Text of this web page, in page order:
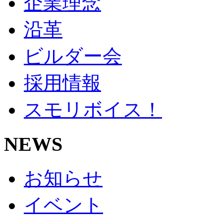
沿革
ビルダー会
採用情報
スモリボイス！
NEWS
お知らせ
イベント